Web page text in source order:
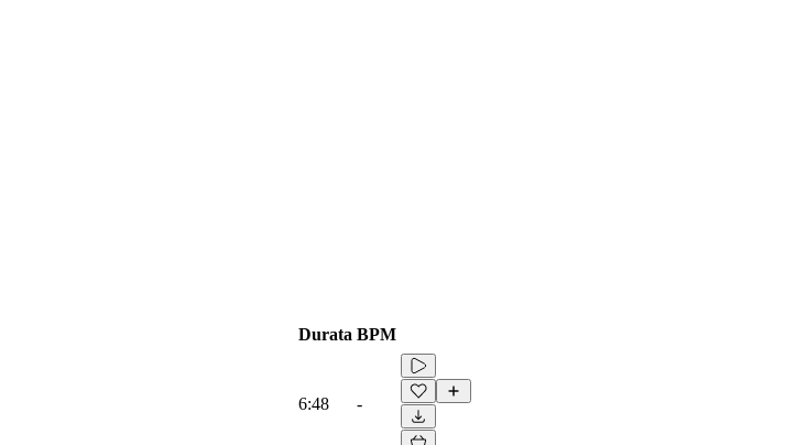
Durata BPM
6:48 -